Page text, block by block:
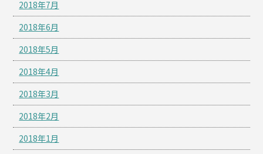
2018年7月
2018年6月
2018年5月
2018年4月
2018年3月
2018年2月
2018年1月